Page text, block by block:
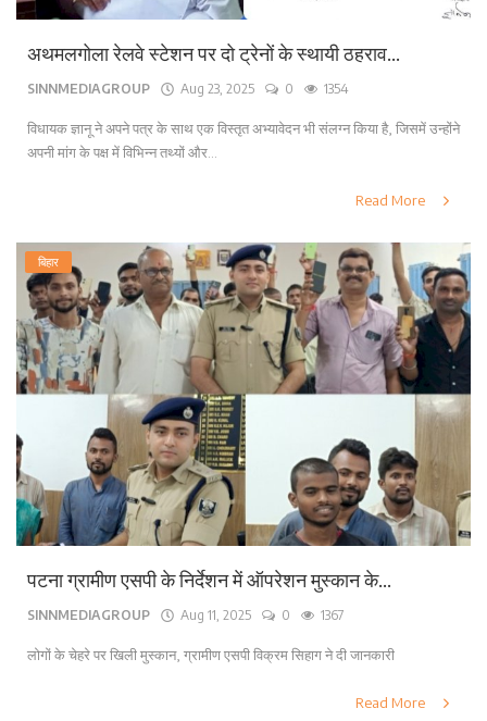
अथमलगोला रेलवे स्टेशन पर दो ट्रेनों के स्थायी ठहराव...
SINNMEDIAGROUP Aug 23, 2025 0 1354
विधायक ज्ञानू ने अपने पत्र के साथ एक विस्तृत अभ्यावेदन भी संलग्न किया है, जिसमें उन्होंने
अपनी मांग के पक्ष में विभिन्न तथ्यों और...
Read More
बिहार
पटना ग्रामीण एसपी के निर्देशन में ऑपरेशन मुस्कान के...
SINNMEDIAGROUP Aug 11, 2025 0 1367
लोगों के चेहरे पर खिली मुस्कान, ग्रामीण एसपी विक्रम सिहाग ने दी जानकारी
Read More